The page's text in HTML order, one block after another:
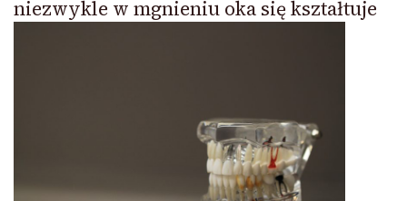
niezwykle w mgnieniu oka się kształtuje